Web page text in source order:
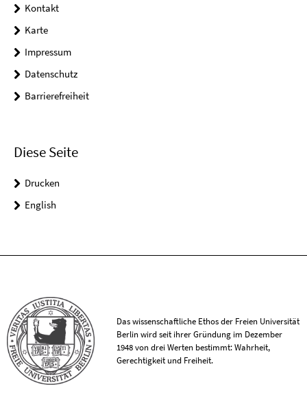
Kontakt
Karte
Impressum
Datenschutz
Barrierefreiheit
Diese Seite
Drucken
English
Das wissenschaftliche Ethos der Freien Universität
Berlin wird seit ihrer Gründung im Dezember
1948 von drei Werten bestimmt: Wahrheit,
Gerechtigkeit und Freiheit.